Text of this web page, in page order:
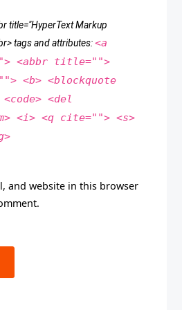
title="HyperText Markup
tags and attributes:<a
<abbr title="">
<b> <blockquote
<del
<i> <q cite=""> <s>
and website in this browser